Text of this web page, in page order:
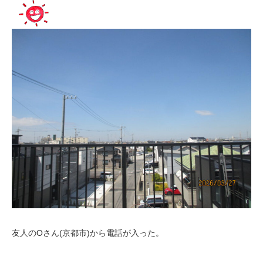
友人のOさん(京都市)から電話が入った。